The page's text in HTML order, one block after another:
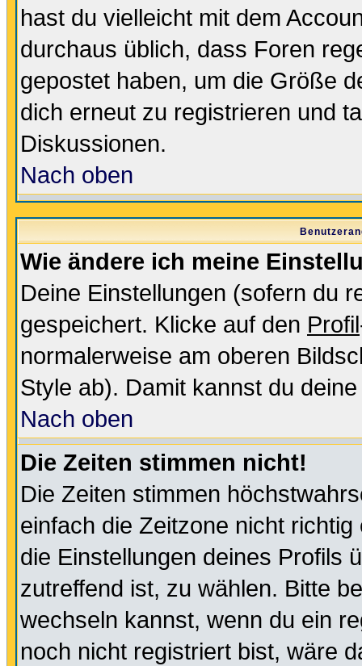
hast du vielleicht mit dem
durchaus üblich, dass Foren
gepostet haben, um die Größe
dich erneut zu registrieren und
Diskussionen.
Nach oben
Wie ändere ich meine
Deine Einstellungen (sofern du
gespeichert. Klicke auf den Profil
normalerweise am oberen
Style ab). Damit kannst du
Nach oben
Die Zeiten stimmen nicht!
Die Zeiten stimmen
einfach die Zeitzone nicht
die Einstellungen deines Profils
zutreffend ist, zu wählen. Bitte
wechseln kannst, wenn du ein
noch nicht registriert bist, wäre